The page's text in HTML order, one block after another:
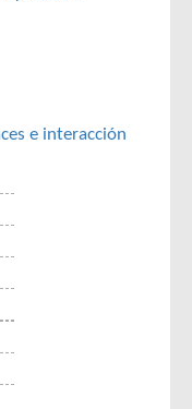
e interacción